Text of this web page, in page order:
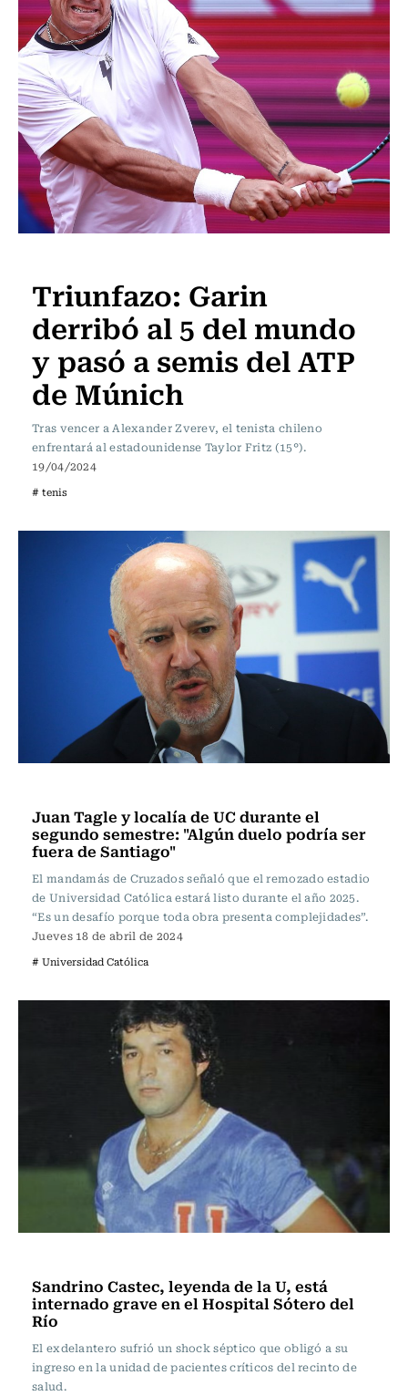
Triunfazo: Garin
derribó al 5 del mundo
y pasó a semis del ATP
de Múnich
Tras vencer a Alexander Zverev, el tenista chileno
enfrentará al estadounidense Taylor Fritz (15°).
19/04/2024
# tenis
Juan Tagle y localía de UC durante el
segundo semestre: "Algún duelo podría ser
fuera de Santiago"
El mandamás de Cruzados señaló que el remozado estadio
de Universidad Católica estará listo durante el año 2025.
“Es un desafío porque toda obra presenta complejidades”.
Jueves 18 de abril de 2024
# Universidad Católica
Sandrino Castec, leyenda de la U, está
internado grave en el Hospital Sótero del
Río
El exdelantero sufrió un shock séptico que obligó a su
ingreso en la unidad de pacientes críticos del recinto de
salud.